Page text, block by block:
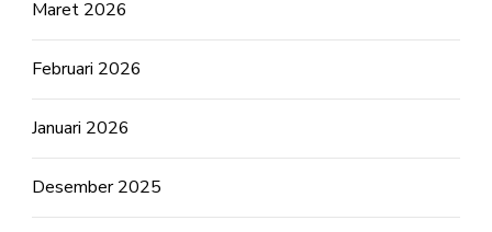
Maret 2026
Februari 2026
Januari 2026
Desember 2025